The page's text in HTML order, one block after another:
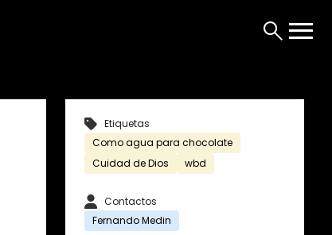
Etiquetas
Como agua para chocolate
Cuidad de Dios
wbd
Contactos
Fernando Medin